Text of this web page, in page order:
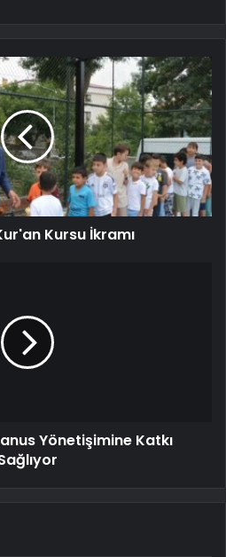
Kursu İkramı
Yönetişimine Katkı